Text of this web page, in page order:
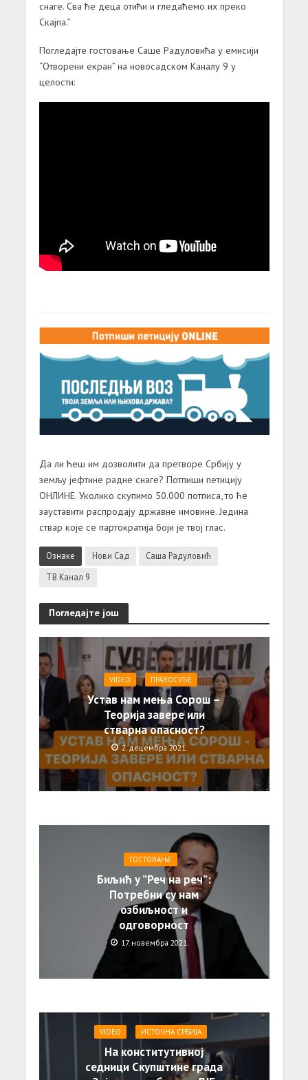
снаге. Сва ће деца отићи и гледаћемо их преко
Скајпа.”
Погледајте гостовање Саше Радуловића у емисији
“Отворени екран” на новосадском Каналу 9 у
целости:
Да ли ћеш им дозволити да претворе Србију у
земљу јефтине радне снаге? Потпиши петицију
ОНЛИНЕ. Уколико скупимо 50.000 потписа, то ће
зауставити распродају државне имовине. Једина
ствар које се партократија боји је твој глас.
Ознаке Нови Сад
Саша Радуловић
ТВ Канал 9
Погледајте још
VIDEO ПРАВОСУЂЕ
Устав нам мења Сорош –
Теорија завере или
стварна опасност?
2. децембра 2021.
ГОСТОВАЊЕ
Биљић у ”Реч на реч”:
Потребни су нам
озбиљност и
одговорност
17. новембра 2021.
VIDEO ИСТОЧНА СРБИЈА
На конститутивној
седници Скупштине града